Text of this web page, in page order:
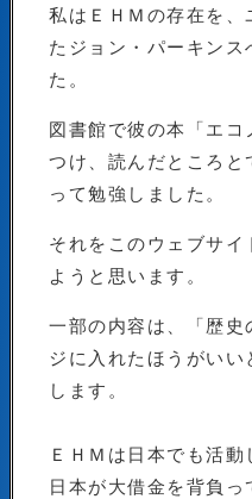
私はＥＨＭの存在を
たジョン・パーキン
た。
図書館で彼の本「エ
つけ、読んだところと
って勉強しました。
それをこのウェブサ
ようと思います。
一部の内容は、「歴
ジに入れたほうがい
します。
ＥＨＭは日本でも活動
日本が大借金を背負